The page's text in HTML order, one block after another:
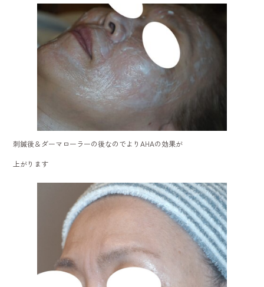
刺鍼後＆ダーマローラーの後なのでよりAHAの効果が
上がります